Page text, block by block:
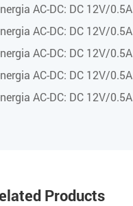
ambientais
condensação)
AC-DC: DC 12V/0.5A
AC-DC: DC 12V/0.5A
AC-DC: DC 12V/0.5A
AC-DC: DC 12V/0.5A
AC-DC: DC 12V/0.5A
Products